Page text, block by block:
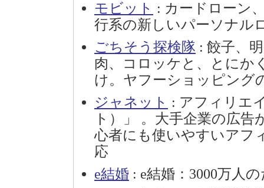
モビット : カードローン
行系の新しいパーソナル
ごちそう探検隊 : 餃子、
肉、コロッケと、とにか
け。ヤフーショッピング
ジャネット : アフィリエ
ト）」 。大手企業の広
心者にも使いやすいアフ
応
e結婚 : e結婚：3000万人